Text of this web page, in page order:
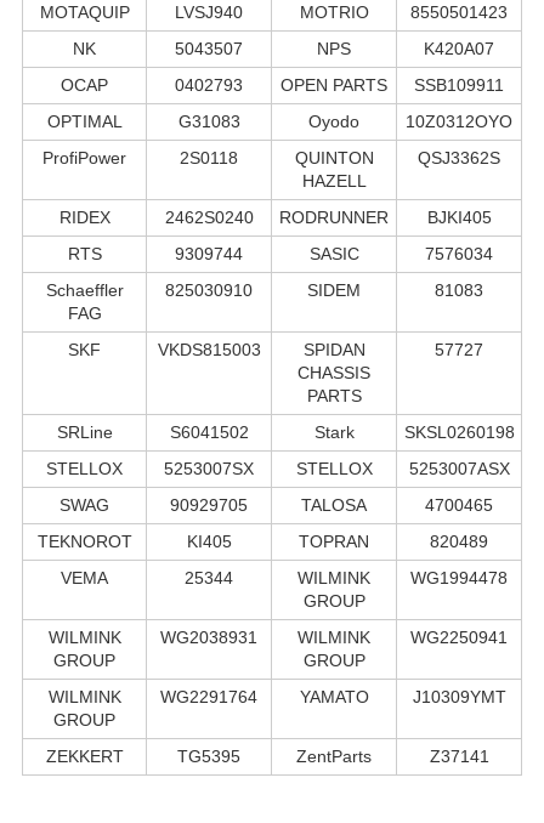
MOTAQUIP
LVSJ940 MOTRIO
8550501423
NK
5043507 NPS
K420A07
OCAP
0402793 OPEN PARTS
SSB109911
OPTIMAL
G31083 Oyodo
10Z0312OYO
ProfiPower
2S0118
QUINTON
HAZELL
QSJ3362S
RIDEX 2462S0240 RODRUNNER
BJKI405
RTS
9309744 SASIC
7576034
Schaeffler
FAG
825030910 SIDEM 81083
SKF VKDS815003
SPIDAN
CHASSIS
PARTS
57727
SRLine S6041502 Stark
SKSL0260198
STELLOX
5253007SX STELLOX
5253007ASX
SWAG
90929705 TALOSA
4700465
TEKNOROT
KI405 TOPRAN
820489
VEMA
25344
WILMINK
GROUP
WG1994478
WILMINK
GROUP
WG2038931
WILMINK
GROUP
WG2250941
WILMINK
GROUP
WG2291764 YAMATO J10309YMT
ZEKKERT TG5395 ZentParts Z37141